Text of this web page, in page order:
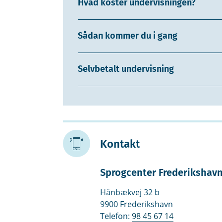
Hvad koster undervisningen?
Sådan kommer du i gang
Selvbetalt undervisning
Kontakt
Sprogcenter
Hånbækvej 32 b
9900 Frederikshavn
Telefon: 98 45 67 14